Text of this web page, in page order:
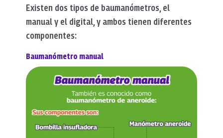
Existen dos tipos de baumanómetros, el
manual y el digital, y ambos tienen diferentes
componentes:
Baumanómetro manual